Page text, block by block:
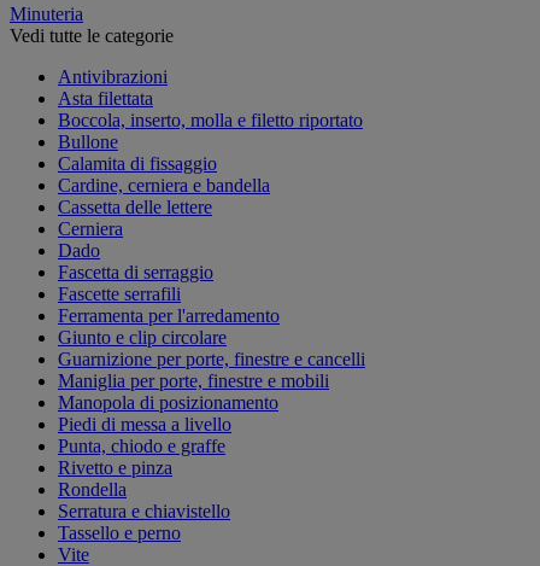
Minuteria
Vedi tutte le categorie
Antivibrazioni
Asta filettata
Boccola, inserto, molla e filetto riportato
Bullone
Calamita di fissaggio
Cardine, cerniera e bandella
Cassetta delle lettere
Cerniera
Dado
Fascetta di serraggio
Fascette serrafili
Ferramenta per l'arredamento
Giunto e clip circolare
Guarnizione per porte, finestre e cancelli
Maniglia per porte, finestre e mobili
Manopola di posizionamento
Piedi di messa a livello
Punta, chiodo e graffe
Rivetto e pinza
Rondella
Serratura e chiavistello
Tassello e perno
Vite